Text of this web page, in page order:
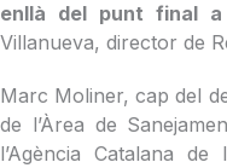
enllà del punt final a
Villanueva, director de
Marc Moliner, cap del
de l’Àrea de
l’Agència Catalana